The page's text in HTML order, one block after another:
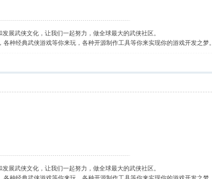
展武侠文化，让我们一起努力，做全球最大的武侠社区。
种经典武侠游戏等你来玩，各种开源制作工具等你来实现你的游戏开发之梦。
展武侠文化，让我们一起努力，做全球最大的武侠社区。